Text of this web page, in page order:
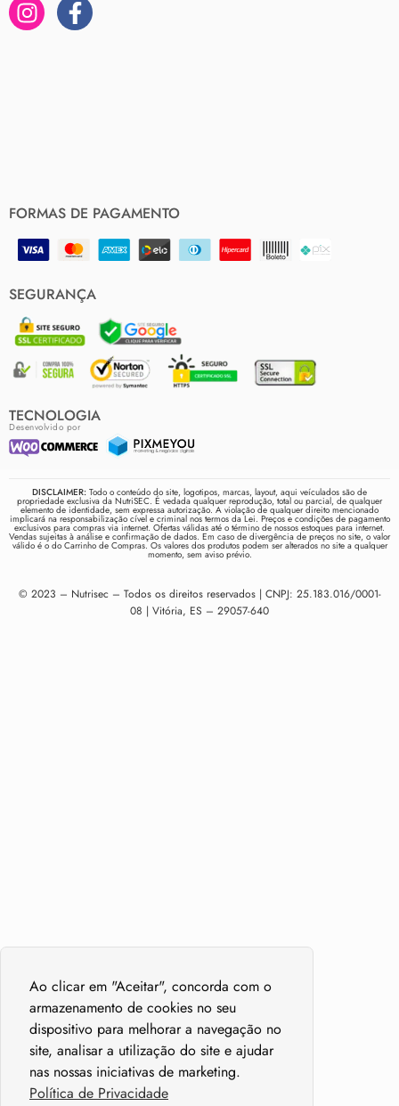
Ao clicar em "Aceitar", concorda com o
armazenamento de cookies no seu
dispositivo para melhorar a navegação no
site, analisar a utilização do site e ajudar
nas nossas iniciativas de marketing.
Política de Privacidade
FORMAS DE PAGAMENTO
SEGURANÇA
TECNOLOGIA
Desenvolvido por
DISCLAIMER: Todo o conteúdo do site, logotipos, marcas, layout, aqui veículados são de
propriedade exclusiva da NutriSEC. É vedada qualquer reprodução, total ou parcial, de qualquer
elemento de identidade, sem expressa autorização. A violação de qualquer direito mencionado
implicará na responsabilização cível e criminal nos termos da Lei. Preços e condições de pagamento
exclusivos para compras via internet. Ofertas válidas até o término de nossos estoques para internet.
Vendas sujeitas à análise e confirmação de dados. Em caso de divergência de preços no site, o valor
válido é o do Carrinho de Compras. Os valores dos produtos podem ser alterados no site a qualquer
momento, sem aviso prévio.
© 2023 – Nutrisec – Todos os direitos reservados | CNPJ: 25.183.016/0001-
08 | Vitória, ES – 29057-640